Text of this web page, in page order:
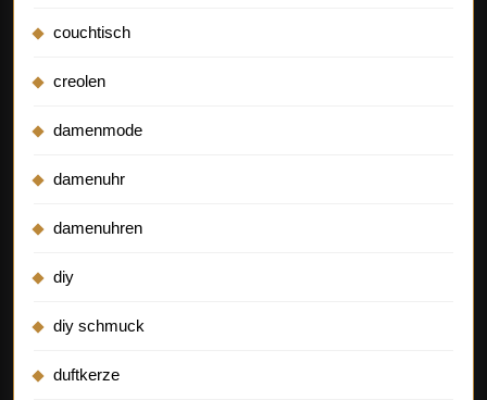
couchtisch
creolen
damenmode
damenuhr
damenuhren
diy
diy schmuck
duftkerze